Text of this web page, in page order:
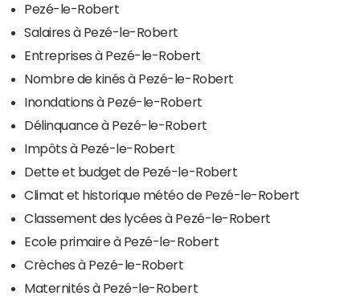
Pezé-le-Robert
Salaires à Pezé-le-Robert
Entreprises à Pezé-le-Robert
Nombre de kinés à Pezé-le-Robert
Inondations à Pezé-le-Robert
Délinquance à Pezé-le-Robert
Impôts à Pezé-le-Robert
Dette et budget de Pezé-le-Robert
Climat et historique météo de Pezé-le-Robert
Classement des lycées à Pezé-le-Robert
Ecole primaire à Pezé-le-Robert
Crèches à Pezé-le-Robert
Maternités à Pezé-le-Robert